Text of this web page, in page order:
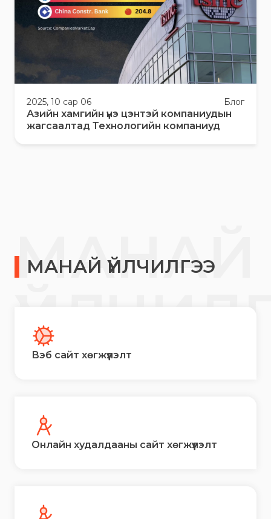
2025, 10 сар 06 Блог
Азийн хамгийн үнэ цэнтэй компаниудын
жагсаалтад Технологийн компаниуд
МАНАЙ ҮЙЛЧИЛГЭЭ
МАНАЙ
Вэб сайт хөгжүүлэлт
Онлайн худалдааны сайт хөгжүүлэлт